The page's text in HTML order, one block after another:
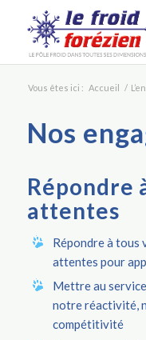
Vous êtes ici : Accueil /
Nos
Répondre
attentes
Répondre à tous
attentes pour
Mettre au
notre réactivité,
compétitivité